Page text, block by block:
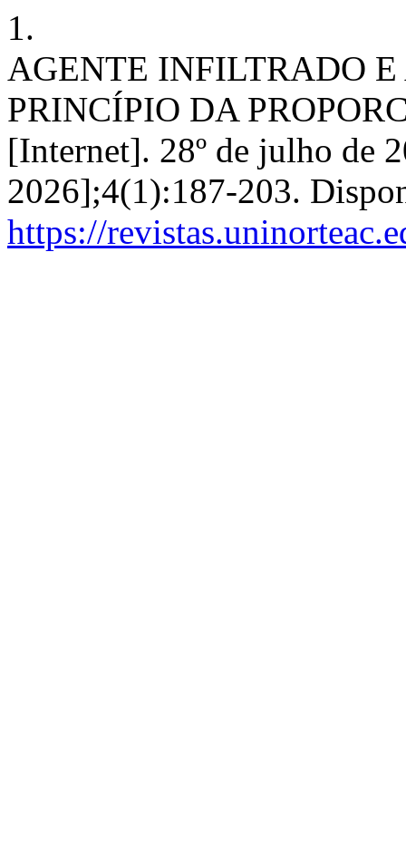
1.
AGENTE INFILTRADO
PRINCÍPIO DA
[Internet]. 28º de julho de
2026];4(1):187-203.
https://